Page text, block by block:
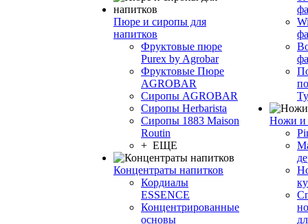
Пюре и сиропы для
напитков
Фруктовые пюре
Purex by Agrobar
Фруктовые Пюре
AGROBAR
Сиропы AGROBAR
Сиропы Herbarista
Сиропы 1883 Maison
Routin
+ ЕЩЕ
Концентраты напитков
Кордиалы
ESSENCE
Концентрированные
основы
Ножи и